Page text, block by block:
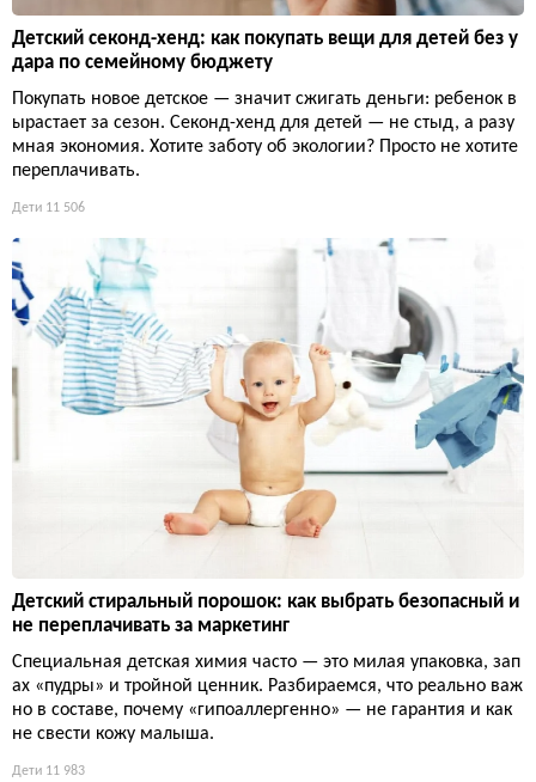
Детский секонд-хенд: как покупать вещи для детей без у
дара по семейному бюджету
Покупать новое детское — значит сжигать деньги: ребенок в
ырастает за сезон. Секонд-хенд для детей — не стыд, а разу
мная экономия. Хотите заботу об экологии? Просто не хотите
переплачивать.
Дети 11 506
Детский стиральный порошок: как выбрать безопасный и
не переплачивать за маркетинг
Специальная детская химия часто — это милая упаковка, зап
ах «пудры» и тройной ценник. Разбираемся, что реально важ
но в составе, почему «гипоаллергенно» — не гарантия и как
не свести кожу малыша.
Дети 11 983